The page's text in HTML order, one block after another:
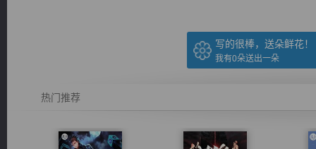
写的很棒，送朵鲜花！
我有0朵送出一朵
热门推荐